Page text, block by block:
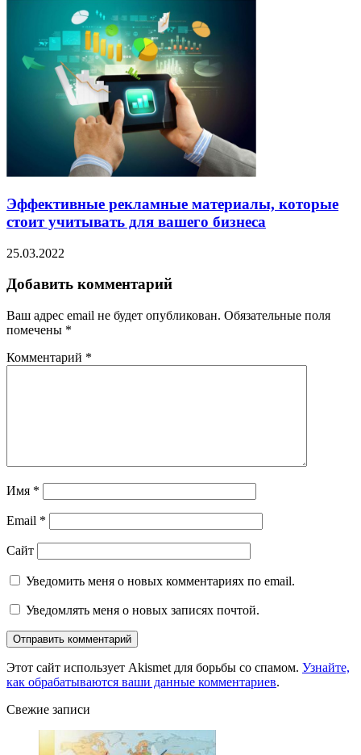
Эффективные рекламные материалы, которые
стоит учитывать для вашего бизнеса
25.03.2022
Добавить комментарий
Ваш адрес email не будет опубликован. Обязательные поля
помечены *
Комментарий *
Имя *
Email *
Сайт
Уведомить меня о новых комментариях по email.
Уведомлять меня о новых записях почтой.
Этот сайт использует Akismet для борьбы со спамом. Узнайте,
как обрабатываются ваши данные комментариев.
Свежие записи